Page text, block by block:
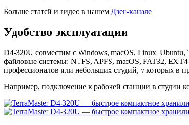
Больше статей и видео в нашем Дзен-канале
Удобство эксплуатации
D4-320U совместим с Windows, macOS, Linux, Ubuntu,
файловые системы: NTFS, APFS, macOS, FAT32, EXT4
профессионалов или небольших студий, у которых в
Например, подключение к рабочей станции в студии